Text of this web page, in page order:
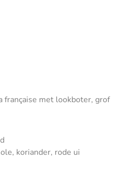
française met lookboter, grof
koriander, rode ui